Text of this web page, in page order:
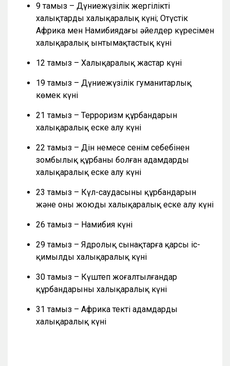
9 тамыз – Дүниежүзілік жергілікті
халықтардың халықаралық күні; Оңтүстік
Африка мен Намибиядағы әйелдер күресімен
халықаралық ынтымақтастық күні
12 тамыз – Халықаралық жастар күні
19 тамыз – Дүниежүзілік гуманитарлық
көмек күні
21 тамыз – Терроризм құрбандарын
халықаралық еске алу күні
22 тамыз – Дін немесе сенім себебінен
зомбылық құрбаны болған адамдарды
халықаралық еске алу күні
23 тамыз – Күл-саудасының құрбандарын
және оны жоюды халықаралық еске алу күні
26 тамыз – Намибия күні
29 тамыз – Ядролық сынақтарға қарсы іс-
қимылдың халықаралық күні
30 тамыз – Күштеп жоғалтылғандар
құрбандарының халықаралық күні
31 тамыз – Африка текті адамдардың
халықаралық күні